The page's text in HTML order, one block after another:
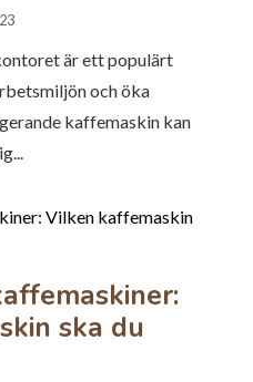
är ett populärt
och öka
kaffemaskin kan
ska du